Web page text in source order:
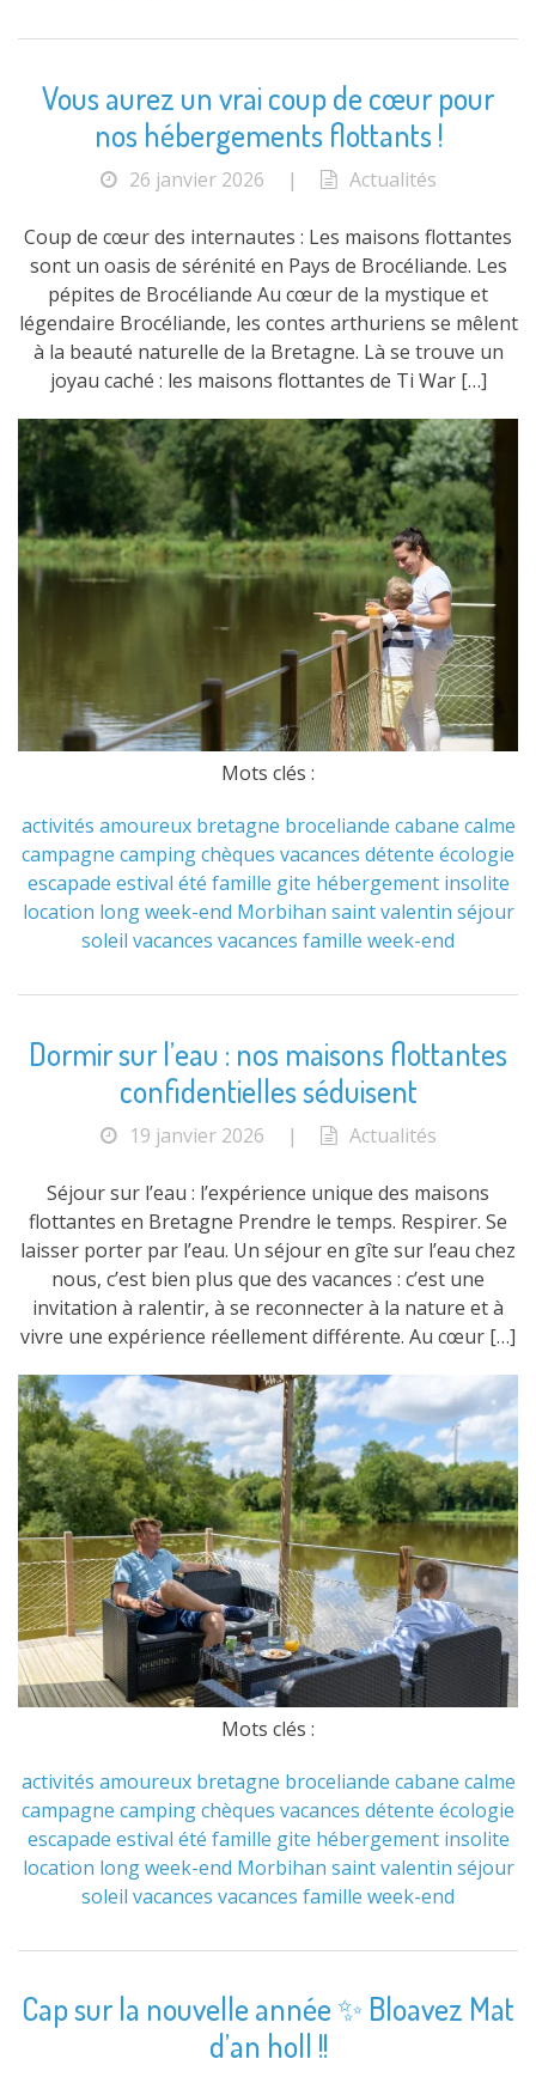
Vous aurez un vrai coup de cœur pour
nos hébergements flottants !
26 janvier 2026 | Actualités
Coup de cœur des internautes : Les maisons flottantes
sont un oasis de sérénité en Pays de Brocéliande. Les
pépites de Brocéliande Au cœur de la mystique et
légendaire Brocéliande, les contes arthuriens se mêlent
à la beauté naturelle de la Bretagne. Là se trouve un
joyau caché : les maisons flottantes de Ti War […]
Mots clés :
activités amoureux bretagne broceliande cabane calme
campagne campingchèques vacances détente écologie
escapade estival été famille gite hébergement insolite
location long week-end Morbihan saint valentin séjour
soleil vacances vacances famille week-end
Dormir sur l’eau : nos maisons flottantes
confidentielles séduisent
19 janvier 2026 | Actualités
Séjour sur l’eau : l’expérience unique des maisons
flottantes en Bretagne Prendre le temps. Respirer. Se
laisser porter par l’eau. Un séjour en gîte sur l’eau chez
nous, c’est bien plus que des vacances : c’est une
invitation à ralentir, à se reconnecter à la nature et à
vivre une expérience réellement différente. Au cœur […]
Mots clés :
activités amoureux bretagne broceliande cabane calme
campagne campingchèques vacances détente écologie
escapade estival été famille gite hébergement insolite
location long week-end Morbihan saint valentin séjour
soleil vacances vacances famille week-end
Cap sur la nouvelle année ✨ Bloavez Mat
d’an holl !!